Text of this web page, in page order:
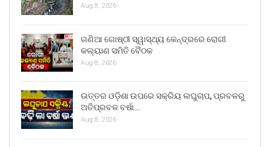
Aug 8, 2026
ଗଣିଆ ଗୋଷ୍ଠୀ ସ୍ୱାସ୍ଥ୍ୟ କେନ୍ଦ୍ରରେ ରୋଗୀ
କଲ୍ୟାଣ ସମିତି ବୈଠକ
Aug 8, 2026
ଉତ୍ତର ଓଡ଼ିଶା ଉପରେ ସକ୍ରିୟ ଲଘୁଚାପ, ପ୍ରବଳରୁ
ଅତିପ୍ରବଳ ବର୍ଷା…
Aug 8, 2026